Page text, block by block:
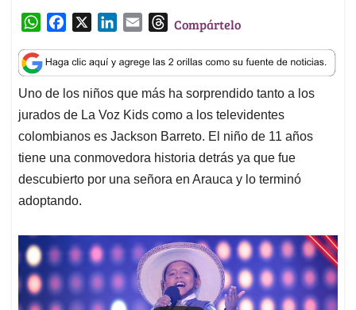
W
a
t
s
A
p
p
c
e
b
o
o
k
n
k
e
d
I
n
a
i
l
T
r
e
a
d
s
Compártelo
Uno de los niños que más ha sorprendido tanto a los
jurados de La Voz Kids como a los televidentes
colombianos es Jackson Barreto. El niño de 11 años
tiene una conmovedora historia detrás ya que fue
descubierto por una señora en Arauca y lo terminó
adoptando.